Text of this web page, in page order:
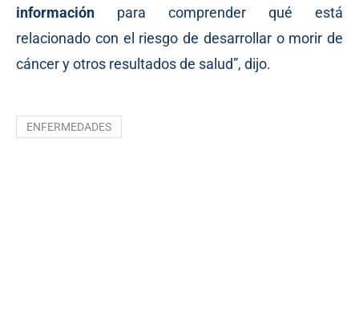
información para comprender qué está
relacionado con el riesgo de desarrollar o morir de
cáncer y otros resultados de salud”, dijo.
ENFERMEDADES